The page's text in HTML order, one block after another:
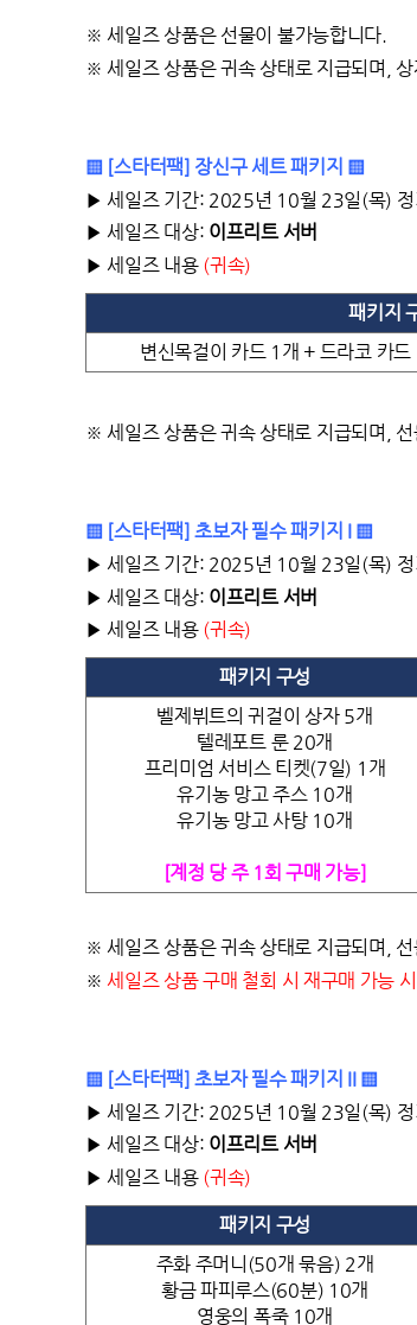
※세일즈 상품은 선물이 불가능합니다.
※세일즈 상품은 귀속 상태로 지급되며,
▒ [스타터팩] 장신구 세트 패키지 ▒
▶ 세일즈 기간: 2025년 10월 23일(목) 정
▶ 세일즈 대상: 이프리트 서버
▶ 세일즈 내용 (귀속)
패키지
변신목걸이 카드 1개 + 드라코 카
※ 세일즈 상품은 귀속 상태로 지급되며,
▒ [스타터팩] 초보자 필수 패키지 I ▒
▶ 세일즈 기간: 2025년 10월 23일(목) 정
▶ 세일즈 대상: 이프리트서버
▶ 세일즈 내용 (귀속)
패키지 구성
벨제뷔트의 귀걸이 상자 5개
텔레포트 룬 20개
프리미엄 서비스 티켓(7일) 1개
유기농 망고 주스 10개
유기농 망고 사탕 10개
[계정 당 주 1회 구매 가능]
※ 세일즈 상품은 귀속 상태로 지급되며,
※ 세일즈 상품 구매 철회 시 재구매 가능
▒ [스타터팩] 초보자 필수 패키지 II ▒
▶ 세일즈 기간: 2025년 10월 23일(목) 정
▶ 세일즈 대상: 이프리트서버
▶ 세일즈 내용 (귀속)
패키지 구성
주화 주머니(50개 묶음) 2개
황금 파피루스(60분) 10개
영웅의 폭죽 10개